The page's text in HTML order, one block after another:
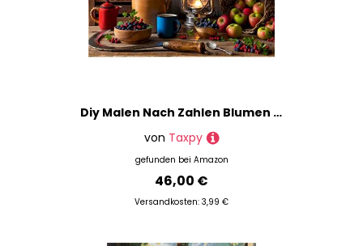
Diy Malen Nach Zahlen Blumen Malen Nach Zahlen Stillleben Auf Leinwand Handbemalte Kits Wohnkultur, Rahmen Zum Selbermachen, 50 X 70 Cm Digitales Ölgemälde Diy Kinder Färbung Füllen Gemälde Handgema
von Taxpy
gefunden bei Amazon
46,00 €
Versandkosten: 3,99 €